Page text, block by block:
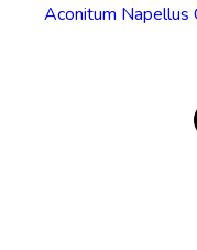
Aconitum Napellus